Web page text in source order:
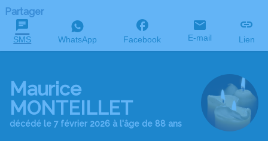
Partager
SMS WhatsApp Facebook E-mail Lien
Maurice
MONTEILLET
décédé le 7 février 2026 à l'âge de 88 ans